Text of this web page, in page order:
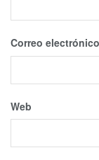
Correo electrónico
Web